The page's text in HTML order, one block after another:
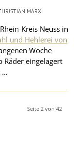
Kreis Neuss in
und Hehlerei von
Woche
Räder eingelagert
…
MARX
Seite 2 von 42